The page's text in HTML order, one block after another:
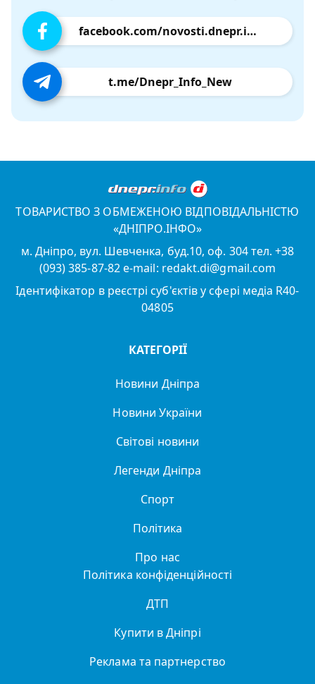
facebook.com/novosti.dnepr.info
t.me/Dnepr_Info_New
ТОВАРИСТВО З ОБМЕЖЕНОЮ ВІДПОВІДАЛЬНІСТЮ
«ДНІПРО.ІНФО»
м. Дніпро, вул. Шевченка, буд.10, оф. 304 тел. +38
(093) 385-87-82 e-mail: redakt.di@gmail.com
Ідентифікатор в реєстрі суб'єктів у сфері медіа R40-
04805
КАТЕГОРІЇ
Новини Дніпра
Новини України
Світові новини
Легенди Дніпра
Спорт
Політика
Про нас
Політика конфіденційності
ДТП
Купити в Дніпрі
Реклама та партнерство